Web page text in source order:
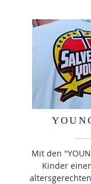
Mit den
Kinder